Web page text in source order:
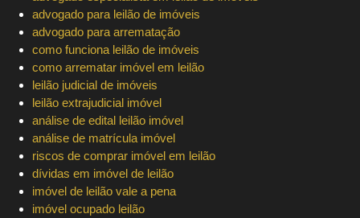
advogado para leilão de imóveis
advogado para arrematação
como funciona leilão de imóveis
como arrematar imóvel em leilão
leilão judicial de imóveis
leilão extrajudicial imóvel
análise de edital leilão imóvel
análise de matrícula imóvel
riscos de comprar imóvel em leilão
dívidas em imóvel de leilão
imóvel de leilão vale a pena
imóvel ocupado leilão